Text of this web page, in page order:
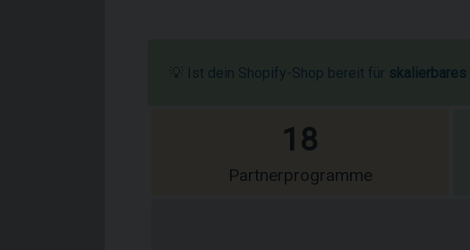
💡 Ist dein Shopify-Shop bereit für skalierbares
18
Partnerprogramme